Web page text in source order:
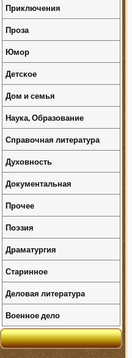
Приключения
Проза
Юмор
Детское
Дом и семья
Наука, Образование
Справочная литература
Духовность
Документальная
Прочее
Поэзия
Драматургия
Старинное
Деловая литература
Военное дело